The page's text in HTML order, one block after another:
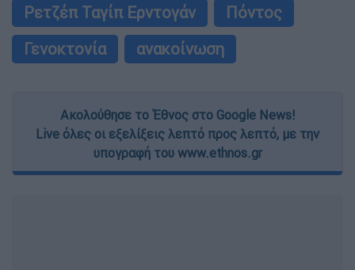
Ρετζέπ Ταγίπ Ερντογάν
Πόντος
Γενοκτονία
ανακοίνωση
Ακολούθησε το Έθνος στο Google News!
Live όλες οι εξελίξεις λεπτό προς λεπτό, με την
υπογραφή του www.ethnos.gr